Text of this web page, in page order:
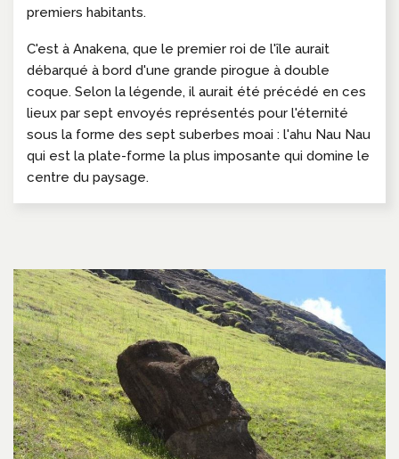
premiers habitants.
C'est à Anakena, que le premier roi de l'île aurait
débarqué à bord d'une grande pirogue à double
coque. Selon la légende, il aurait été précédé en ces
lieux par sept envoyés représentés pour l'éternité
sous la forme des sept suberbes moai : l'ahu Nau Nau
qui est la plate-forme la plus imposante qui domine le
centre du paysage.